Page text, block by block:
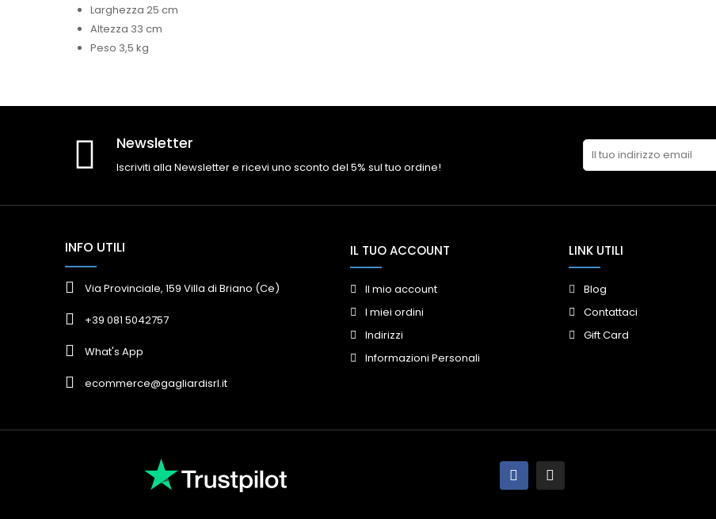
Larghezza 25 cm
Altezza 33 cm
Peso 3,5 kg
Newsletter
Iscriviti alla Newsletter e ricevi uno sconto del 5% sul tuo ordine!
INFO UTILI
Via Provinciale, 159 Villa di Briano (Ce)
+39 081 5042757
What's App
ecommerce@gagliardisrl.it
IL TUO ACCOUNT
Il mio account
I miei ordini
Indirizzi
Informazioni Personali
LINK UTILI
Blog
Contattaci
Gift Card